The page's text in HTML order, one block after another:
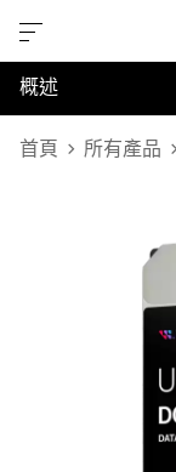
概述
規格
首頁 所有產品